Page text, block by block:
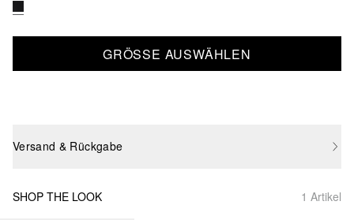
GRÖSSE AUSWÄHLEN
Versand & Rückgabe
SHOP THE LOOK 1 Artikel